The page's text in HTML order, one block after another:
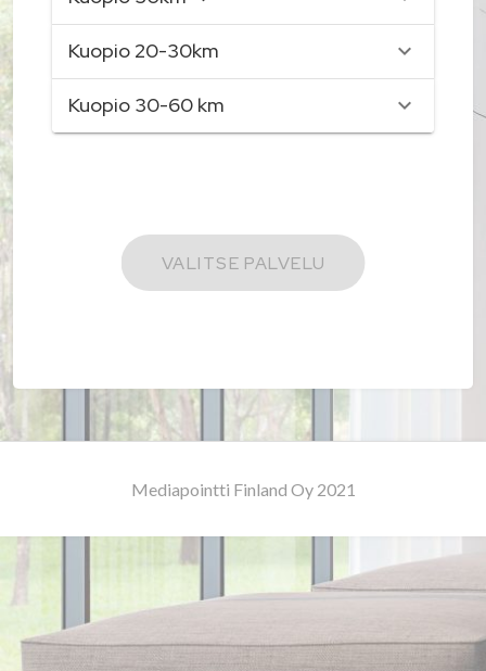
Mediapointti Finland Oy 2021